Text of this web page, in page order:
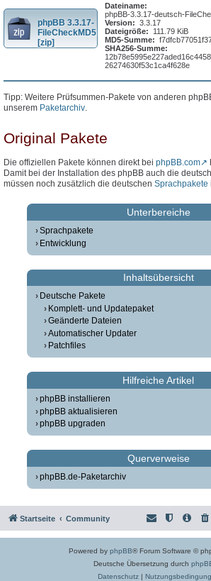
phpBB 3.3.17-
FileCheckMD5
[zip]
Dateiname:
phpBB-3.3.17-deutsch-
Version: 3.3.17
Dateigröße:
111.79 KiB
MD5-Summe:
SHA256-Summe:
26274630f53c1ca4f628e
Tipp: Weitere Prüfsummen-Pakete von anderen
unserem Paketarchiv.
Original Pakete
Die offiziellen Pakete können direkt bei phpBB.com
Damit bei der Installation des phpBB auch die
müssen noch zusätzlich die deutschen Sprachpakete
Unterbereiche
Sprachpakete
Entwicklung
Inhaltsübersicht
Deutsche Pakete
Komplett- und Updatepaket
Geänderte Dateien
Automatischer Updater
Patchfiles
Hilfreiche Artikel
phpBB installieren
phpBB aktualisieren
phpBB upgraden
Querverweise
phpBB.de-Paketarchiv
Startseite Community
Powered by phpBB® Forum Software ©
Deutsche Übersetzung durch
Datenschutz|